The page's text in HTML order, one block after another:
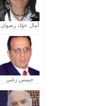
آمال عوّاد رضوان
جيمس زغبي